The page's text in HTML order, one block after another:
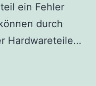
ein Fehler
durch
Hardwareteile…